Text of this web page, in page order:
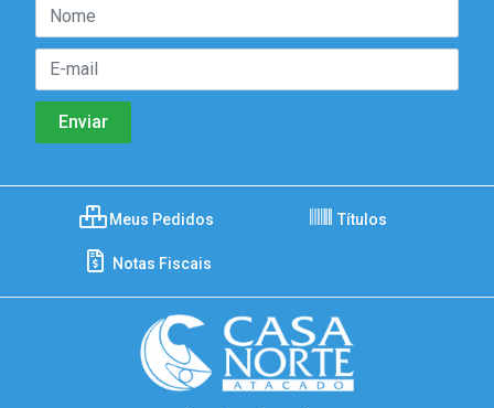
Meus Pedidos Títulos
Notas Fiscais